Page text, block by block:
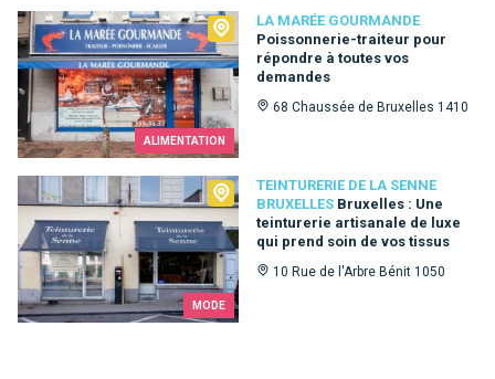
ALIMENTATION
LA MARÉE GOURMANDE
Poissonnerie-traiteur pour
répondre à toutes vos
demandes
68 Chaussée de Bruxelles 1410
La Marée Gourmande
MODE
TEINTURERIE DE LA SENNE
BRUXELLES Bruxelles : Une
teinturerie artisanale de luxe
qui prend soin de vos tissus
10 Rue de l'Arbre Bénit 1050
Teinturerie de la Senne Bruxelles